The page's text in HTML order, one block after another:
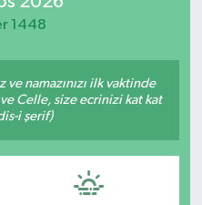
1448
namazınızı ilk vaktinde
ve Celle, size ecrinizi kat kat
i şerif)